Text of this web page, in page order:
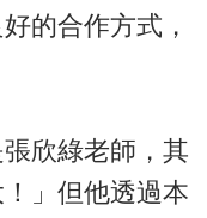
的合作方式，
欣綠老師，其
」但他透過本